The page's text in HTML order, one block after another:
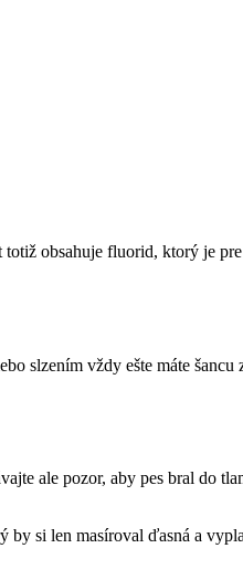
obsahuje fluorid, ktorý je pre
slzením vždy ešte máte
ale pozor, aby pes bral do
si len masíroval ďasná a